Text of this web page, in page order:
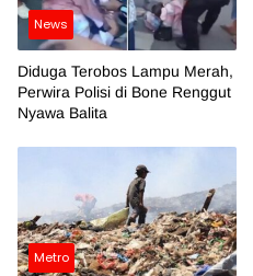
News
Diduga Terobos Lampu Merah,
Perwira Polisi di Bone Renggut
Nyawa Balita
Metro